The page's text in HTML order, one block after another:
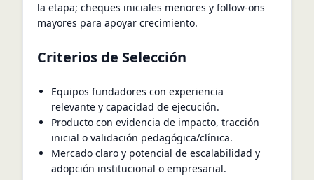
la etapa; cheques iniciales menores y follow-ons
mayores para apoyar crecimiento.
Criterios de Selección
Equipos fundadores con experiencia
relevante y capacidad de ejecución.
Producto con evidencia de impacto, tracción
inicial o validación pedagógica/clínica.
Mercado claro y potencial de escalabilidad y
adopción institucional o empresarial.